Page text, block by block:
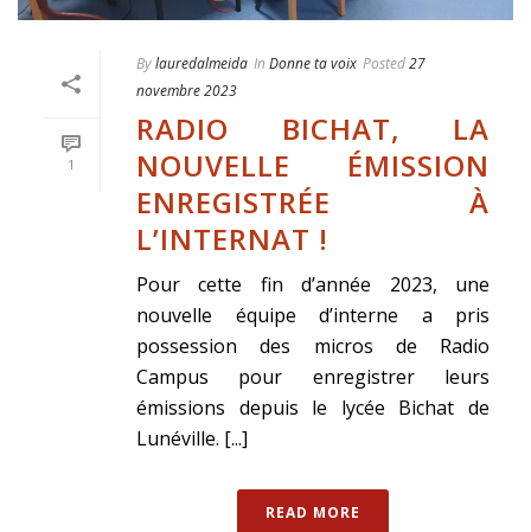
1
Bylauredalmeida In Donne ta voix Posted27
novembre 2023
RADIO BICHAT, LA
NOUVELLE ÉMISSION
ENREGISTRÉE À
L’INTERNAT !
Pour cette fin d’année 2023, une
nouvelle équipe d’interne a pris
possession des micros de Radio
Campus pour enregistrer leurs
émissions depuis le lycée Bichat de
Lunéville. [...]
READ MORE